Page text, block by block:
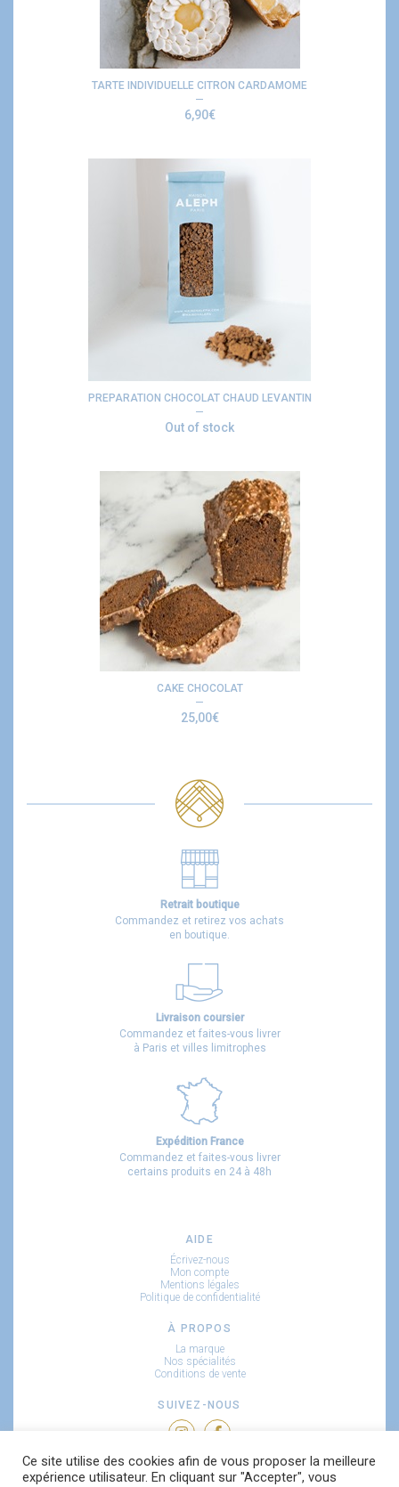
TARTE INDIVIDUELLE CITRON CARDAMOME
6,90€
PREPARATION CHOCOLAT CHAUD LEVANTIN
Out of stock
CAKE CHOCOLAT
25,00€
Retrait boutique
Commandez et retirez vos achats
en boutique.
Livraison coursier
Commandez et faites-vous livrer
à Paris et villes limitrophes
Expédition France
Commandez et faites-vous livrer
certains produits en 24 à 48h
AIDE
Écrivez-nous
Mon compte
Mentions légales
Politique de confidentialité
À PROPOS
La marque
Nos spécialités
Conditions de vente
SUIVEZ-NOUS
RECEVEZ NOS NOUVEAUTÉS
Ce site utilise des cookies afin de vous proposer la meilleure
expérience utilisateur. En cliquant sur "Accepter", vous